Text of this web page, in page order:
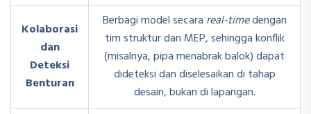
Kolaborasi
dan
Deteksi
Benturan
Berbagi model secara real-timedengan
tim struktur dan MEP, sehingga konflik
(misalnya, pipa menabrak balok) dapat
dideteksi dan diselesaikan di tahap
desain, bukan di lapangan.